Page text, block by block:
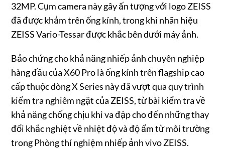
32MP. Cụm camera này gây ấn tượng với logo ZEISS
đã được khảm trên ống kính, trong khi nhãn hiệu
ZEISS Vario-Tessar được khắc bên dưới máy ảnh.
Bảo chứng cho khả năng nhiếp ảnh chuyên nghiệp
hàng đầu của X60 Pro là ống kính trên flagship cao
cấp thuộc dòng X Series này đã vượt qua quy trình
kiểm tra nghiêm ngặt của ZEISS, từ bài kiểm tra về
khả năng chống chịu khi va đập cho đến những thay
đổi khắc nghiệt về nhiệt độ và độ ẩm từ môi trường
trong Phòng thí nghiệm nhiếp ảnh vivo ZEISS.